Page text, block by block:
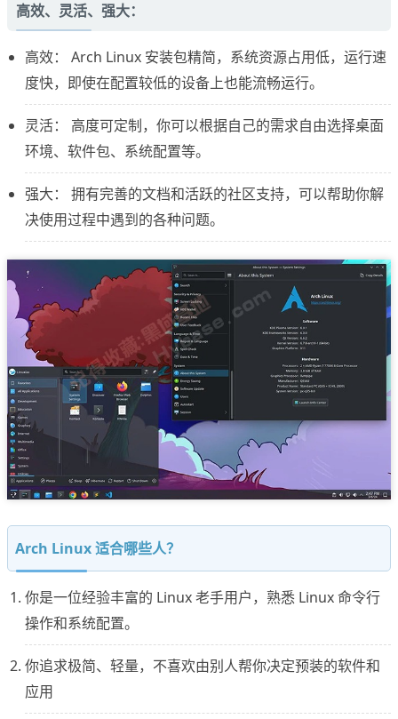
高效、灵活、强大：
高效： Arch Linux 安装包精简，系统资源占用低，运行速
度快，即使在配置较低的设备上也能流畅运行。
灵活： 高度可定制，你可以根据自己的需求自由选择桌面
环境、软件包、系统配置等。
强大： 拥有完善的文档和活跃的社区支持，可以帮助你解
决使用过程中遇到的各种问题。
Arch Linux 适合哪些人？
你是一位经验丰富的 Linux 老手用户，熟悉 Linux 命令行
操作和系统配置。
你追求极简、轻量，不喜欢由别人帮你决定预装的软件和
应用